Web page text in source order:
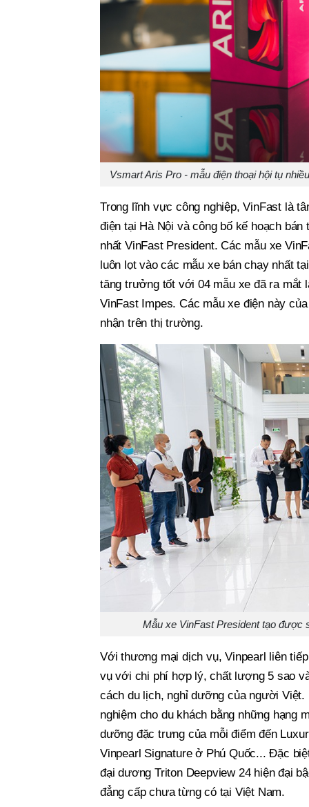
Vsmart Aris Pro - mẫu điện thoại hội tụ
Trong lĩnh vực công nghiệp, VinFast là
điện tại Hà Nội và công bố kế hoạch
nhất VinFast President. Các mẫu xe
luôn lọt vào các mẫu xe bán chạy nhất
tăng trưởng tốt với 04 mẫu xe đã ra mắt
VinFast Impes. Các mẫu xe điện này
nhận trên thị trường.
Mẫu xe VinFast President tạo được
Với thương mại dịch vụ, Vinpearl liên
vụ với chi phí hợp lý, chất lượng 5 sao
cách du lịch, nghỉ dưỡng của người Việt.
nghiệm cho du khách bằng những hạng
dưỡng đặc trưng của mỗi điểm đến
Vinpearl Signature ở Phú Quốc... Đặc
đại dương Triton Deepview 24 hiện đại
đẳng cấp chưa từng có tại Việt Nam.